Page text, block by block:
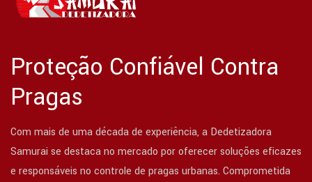
Proteção Confiável Contra
Pragas
Com mais de uma década de experiência, a Dedetizadora
Samurai se destaca no mercado por oferecer soluções eficazes
e responsáveis no controle de pragas urbanas. Comprometida